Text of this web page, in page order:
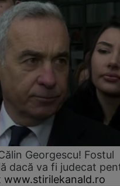
Georgescu! Fostul
dacă va fi judecat
www.stirilekanald.ro